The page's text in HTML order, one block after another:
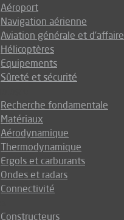
Aéroport
Navigation aérienne
Aviation générale et d’affaire
Hélicoptères
Equipements
Sûreté et sécurité
Recherche fondamentale
Matériaux
Aérodynamique
Thermodynamique
Ergols et carburants
Ondes et radars
Connectivité
Constructeurs